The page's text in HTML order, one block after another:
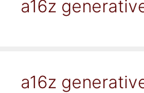
a16z
a16z